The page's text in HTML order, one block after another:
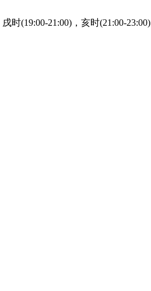
时(19:00-21:00)，亥时(21:00-23:00)